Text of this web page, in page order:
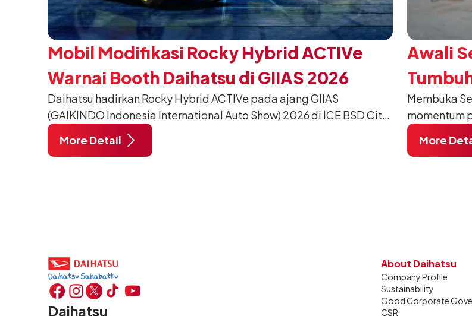
Mobil Modifikasi Rocky Hybrid ACTIVe
Warnai Booth Daihatsu di GIIAS 2026
Daihatsu hadirkan Rocky Hybrid ACTIVe pada ajang GIIAS
(GAIKINDO Indonesia International Auto Show) 2026 di ICE BSD City,
Tangerang. Terdapat 2 unit Rocky Hybrid yang dimodifikasi untuk
menghadirkan sarana inspirasi bagi pengunjung mendukung gaya
More Detail
Awali
Membuka
momentum
12.750 unit
More
Daihatsu
About Daihatsu
Company Profile
Sustainability
Good Corporate
CSR